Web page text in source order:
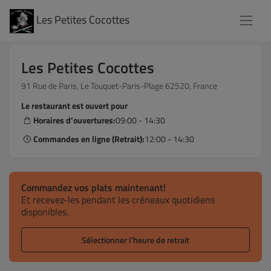
Les Petites Cocottes
Les Petites Cocottes
91 Rue de Paris, Le Touquet-Paris-Plage 62520, France
Le restaurant est ouvert pour
Horaires d’ouvertures:09:00 - 14:30
Commandes en ligne (Retrait):12:00 - 14:30
Commandez vos plats maintenant!
Et recevez-les pendant les créneaux quotidiens
disponibles.
Sélectionner l’heure de retrait